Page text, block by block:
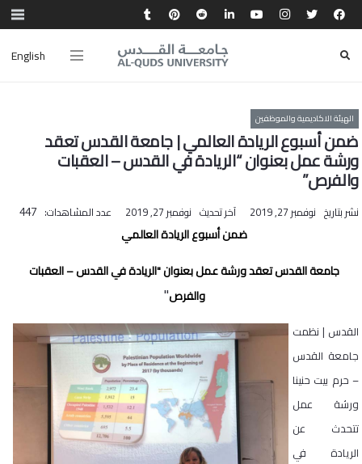
English
الهيئة الاكاديمية والموظفين
ضمن أسبوع الريادة العالمي | جامعة القدس تعقد
ورشة عمل بعنوان “الريادة في القدس – العقبات
والفرص”
نشر بتاريخ نوفمبر 27, 2019 آخر تحديث نوفمبر 27, 2019 عدد المشاهدات: 447
ضمن أسبوع الريادة العالمي
جامعة القدس تعقد ورشة عمل بعنوان "الريادة في القدس – العقبات
والفرص"
القدس | نظمت
جامعة القدس
– حرم بيت حنينا
ورشة عمل
تتحدث عن
الريادة في